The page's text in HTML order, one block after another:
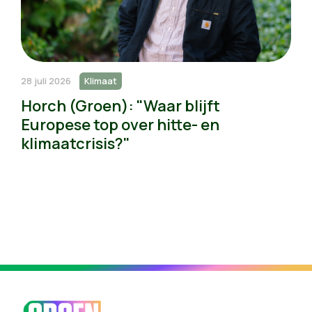
28 juli 2026 Klimaat
Horch (Groen): "Waar blijft
Europese top over hitte- en
klimaatcrisis?"